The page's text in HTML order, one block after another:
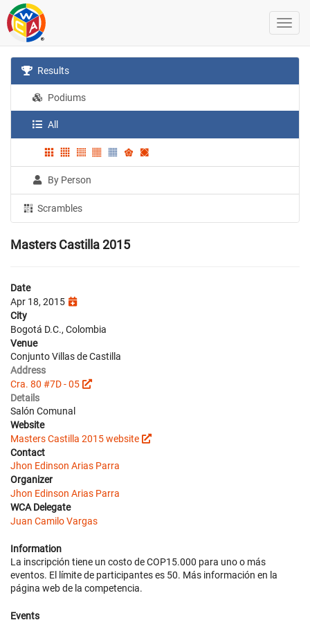
Results
Podiums
All
By Person
Scrambles
Masters Castilla 2015
Date
Apr 18, 2015
City
Bogotá D.C., Colombia
Venue
Conjunto Villas de Castilla
Address
Cra. 80 #7D - 05
Details
Salón Comunal
Website
Masters Castilla 2015 website
Contact
Jhon Edinson Arias Parra
Organizer
Jhon Edinson Arias Parra
WCA Delegate
Juan Camilo Vargas
Information
La inscripción tiene un costo de COP15.000 para uno o más
eventos. El límite de participantes es 50. Más información en la
página web de la competencia.
Events